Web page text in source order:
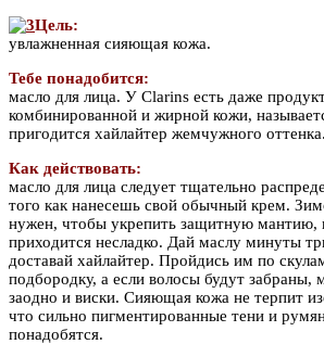
Цель:
увлажненная сияющая кожа.
Тебе понадобится:
масло для лица. У Clarins есть даже
комбинированной и жирной кожи,
пригодится хайлайтер жемчужного оттенка.
Как действовать:
масло для лица следует тщательно
того как нанесешь свой обычный крем.
нужен, чтобы укрепить защитную мантию,
приходится несладко. Дай маслу минуты
доставай хайлайтер. Пройдись им по
подбородку, а если волосы будут забраны,
заодно и виски. Сияющая кожа не терпит
что сильно пигментированные тени и
понадобятся.